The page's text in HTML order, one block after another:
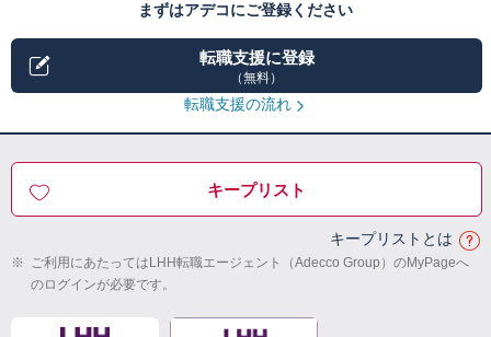
まずはアデコにご登録ください
転職支援に登録
（無料）
転職支援の流れ
キープリスト
キープリストとは
※ ご利用にあたってはLHH転職エージェント（Adecco Group）のMyPageへ
のログインが必要です。